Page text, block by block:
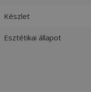
Készlet
Esztétikai állapot